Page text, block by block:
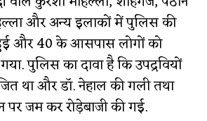
और अन्य इलाकों में पुलिस की
हुई और 40 के आसपास लोगों को
पुलिस का दावा है कि उपद्रवियों
था और डॉ. नेहाल की गली तथा
जम कर रोड़ेबाजी की गई.